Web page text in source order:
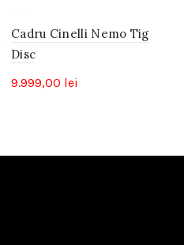
Cadru Cinelli Nemo Tig
Disc
9.999,00 lei